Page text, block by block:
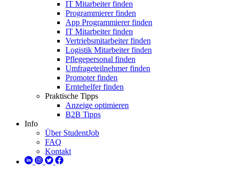
IT Mitarbeiter finden
Programmierer finden
App Programmierer finden
IT Mitarbeiter finden
Vertriebsmitarbeiter finden
Logistik Mitarbeiter finden
Pflegepersonal finden
Umfrageteilnehmer finden
Promoter finden
Erntehelfer finden
Praktische Tipps
Anzeige optimieren
B2B Tipps
Info
Über StudentJob
FAQ
Kontakt